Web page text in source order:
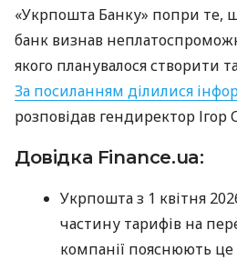
«Укрпошта Банку» попри те,
банк визнав
якого планувалося створити
За посиланням ділилися
розповідав гендиректор Ігор
Довідка Finance.ua:
Укрпошта з 1 квітня
частину тарифів на
компанії пояснюють